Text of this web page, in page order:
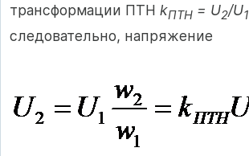
трансформации ПТН kПТН = U2/U1
следовательно, напряжение